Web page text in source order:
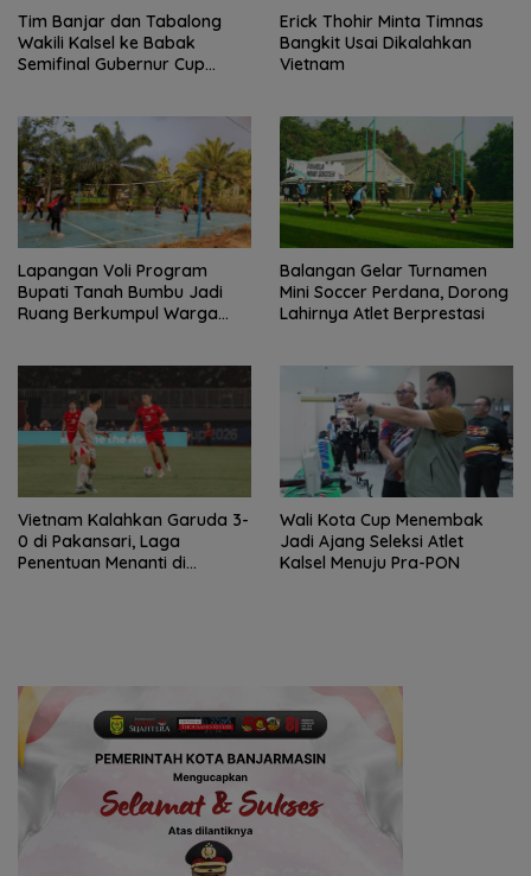
Tim Banjar dan Tabalong
Wakili Kalsel ke Babak
Semifinal Gubernur Cup
Erick Thohir Minta Timnas
Bangkit Usai Dikalahkan
Vietnam
Lapangan Voli Program
Bupati Tanah Bumbu Jadi
Ruang Berkumpul Warga
Balangan Gelar Turnamen
Mini Soccer Perdana, Dorong
Lahirnya Atlet Berprestasi
Vietnam Kalahkan Garuda 3-
0 di Pakansari, Laga
Penentuan Menanti di
Wali Kota Cup Menembak
Jadi Ajang Seleksi Atlet
Kalsel Menuju Pra-PON